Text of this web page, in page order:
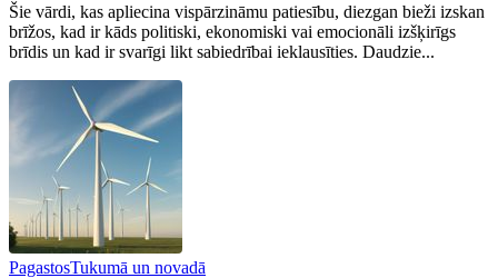
Šie vārdi, kas apliecina vispārzināmu patiesību, diezgan bieži izskan
brīžos, kad ir kāds politiski, ekonomiski vai emocionāli izšķirīgs
brīdis un kad ir svarīgi likt sabiedrībai ieklausīties. Daudzie...
PagastosTukumā un novadā